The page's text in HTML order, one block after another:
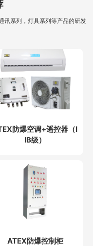
讯系列，灯具系列等产品的研发
防爆空调+遥控器（I
IB级）
ATEX防爆控制柜